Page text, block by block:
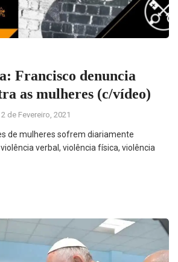
Francisco denuncia
as mulheres (c/vídeo)
2 de Fevereiro, 2021
de mulheres sofrem diariamente
verbal, violência física, violência